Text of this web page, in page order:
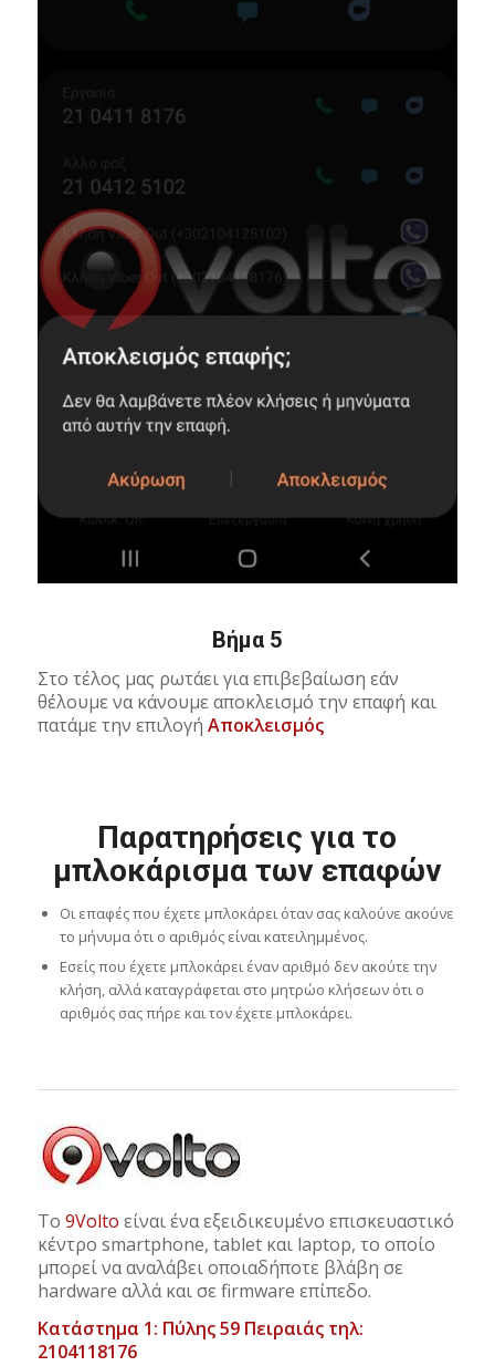
Βήμα 5
Στο τέλος μας ρωτάει για επιβεβαίωση εάν
θέλουμε να κάνουμε αποκλεισμό την επαφή και
πατάμε την επιλογή Αποκλεισμός
Παρατηρήσεις για το
μπλοκάρισμα των επαφών
Οι επαφές που έχετε μπλοκάρει όταν σας καλούνε ακούνε
το μήνυμα ότι ο αριθμός είναι κατειλημμένος.
Εσείς που έχετε μπλοκάρει έναν αριθμό δεν ακούτε την
κλήση, αλλά καταγράφεται στο μητρώο κλήσεων ότι ο
αριθμός σας πήρε και τον έχετε μπλοκάρει.
Το 9Volto είναι ένα εξειδικευμένο επισκευαστικό
κέντρο smartphone, tablet και laptop, το οποίο
μπορεί να αναλάβει οποιαδήποτε βλάβη σε
hardware αλλά και σε firmware επίπεδο.
Κατάστημα 1: Πύλης 59 Πειραιάς τηλ:
2104118176